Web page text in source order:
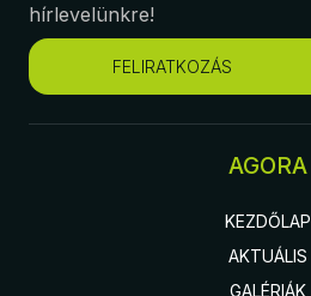
hírlevelünkre!
FELIRATKOZÁS
AGORA
KEZDŐLAP
AKTUÁLIS
GALÉRIÁK